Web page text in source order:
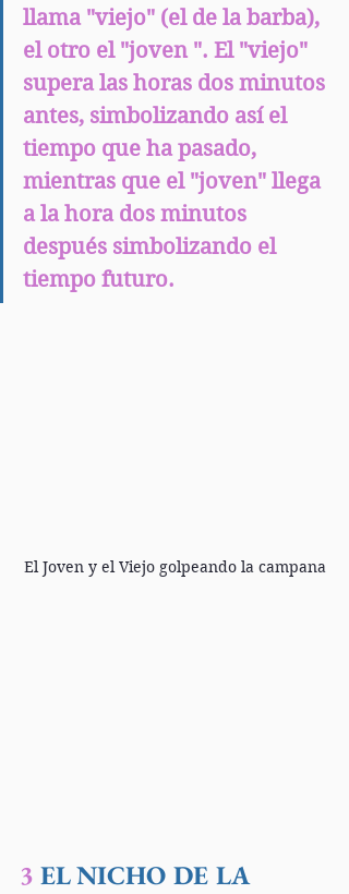
llama "viejo" (el de la barba),
el otro el "joven ". El "viejo"
supera las horas dos minutos
antes, simbolizando así el
tiempo que ha pasado,
mientras que el "joven" llega
a la hora dos minutos
después simbolizando el
tiempo futuro.
El Joven y el Viejo golpeando la campana
3 EL NICHO DE LA